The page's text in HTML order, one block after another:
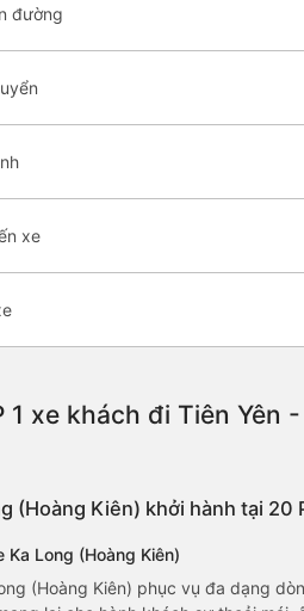
đường
xe
1 xe khách đi Tiên
(Hoàng Kiên) khởi hành tại
Ka Long (Hoàng Kiên)
(Hoàng Kiên) phục vụ đa dạng